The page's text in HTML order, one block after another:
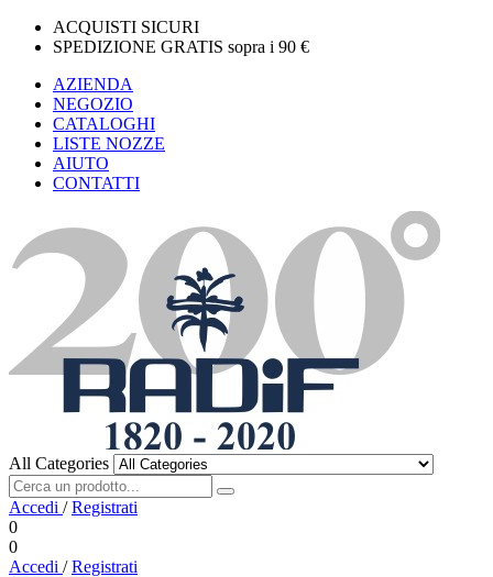
ACQUISTI SICURI
SPEDIZIONE GRATIS sopra i 90 €
AZIENDA
NEGOZIO
CATALOGHI
LISTE NOZZE
AIUTO
CONTATTI
All Categories
Accedi /Registrati
0
0
Accedi /Registrati